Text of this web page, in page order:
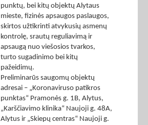
punktų, bei kitų objektų Alytaus
mieste, fizinės apsaugos paslaugos,
skirtos užtikrinti atvykusių asmenų
kontrolę, srautų reguliavimą ir
apsaugą nuo viešosios tvarkos,
turto sugadinimo bei kitų
pažeidimų.
Preliminarūs saugomų objektų
adresai – „Koronaviruso patikros
punktas“ Pramonės g. 1B, Alytus,
„Karščiavimo klinika“ Naujoji g. 48A,
Alytus ir „Skiepų centras“ Naujoji g.